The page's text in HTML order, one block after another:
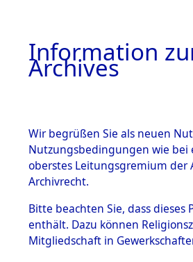
BESTÄNDE
1.
Information
Archives
Wir begrüßen Sie als neuen
Nutzungsbedingungen wie bei
oberstes Leitungsgremium der
Archivrecht.
Bitte beachten Sie, dass
enthält. Dazu können
Mitgliedschaft in